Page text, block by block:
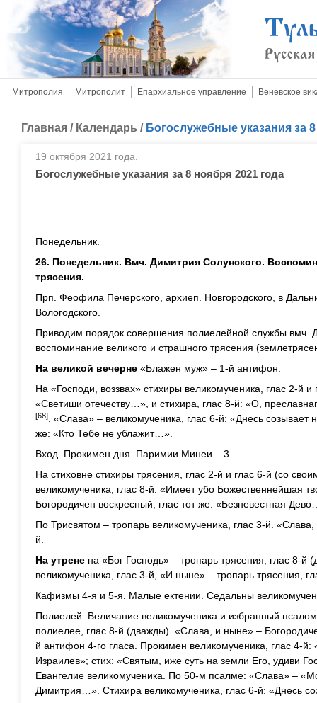
Митрополия Митрополит Епархиальное управление Веневское
Главная / Календарь / Богослужебные указания за
19 октября 2021 года.
Богослужебные указания за 8 ноября 2021 года
Понедельник.
26. Понедельник. Вмч. Димитрия Солунского.
трясения.
Прп. Феофила Печерского, архиеп. Новгородского, в
Вологодского.
Приводим порядок совершения полиелейной службы вмч.
воспоминание великого и страшного трясения
На великой вечерне «Блажен муж» – 1-й антифон.
На «Господи, воззвах» стихиры великомученика, глас 2-й и
«Светиши отечеству…», и стихира, глас 8-й: «О,
[68]
. «Слава» – великомученика, глас 6-й: «Днесь
же: «Кто Тебе не ублажит…».
Вход. Прокимен дня. Паримии Минеи – 3.
На стиховне стихиры трясения, глас 2-й и глас 6-й (со
великомученика, глас 8-й: «Имеет убо Божественнейшая
Богородичен воскресный, глас тот же: «Безневестная
По Трисвятом – тропарь великомученика, глас 3-й.
й.
На утрене на «Бог Господь» – тропарь трясения, глас 8-й
великомученика, глас 3-й, «И ныне» – тропарь трясения,
Кафизмы 4-я и 5-я. Малые ектении. Седальны
Полиелей. Величание великомученика и избранный
полиелее, глас 8-й (дважды). «Слава, и ныне» –
й антифон 4-го гласа. Прокимен великомученика, глас 4-й:
Израилев»; стих: «Святым, иже суть на земли Его, удиви
Евангелие великомученика. По 50-м псалме: «Слава» –
Димитрия…». Стихира великомученика, глас 6-й: «Днесь